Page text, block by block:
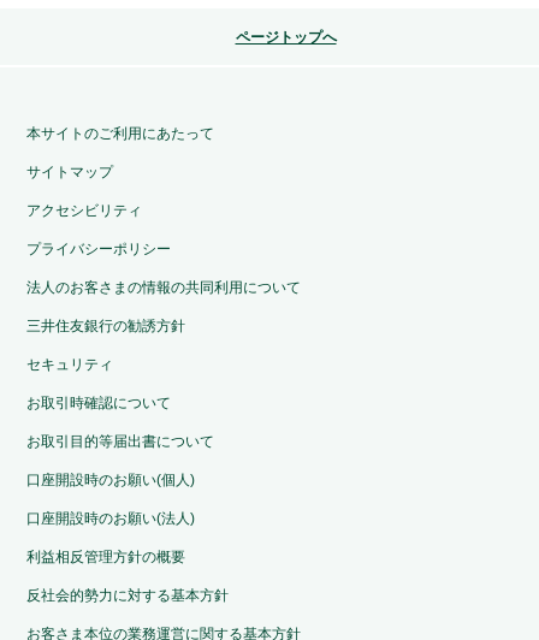
ページトップへ
本サイトのご利用にあたって
サイトマップ
アクセシビリティ
プライバシーポリシー
法人のお客さまの情報の共同利用について
三井住友銀行の勧誘方針
セキュリティ
お取引時確認について
お取引目的等届出書について
口座開設時のお願い(個人)
口座開設時のお願い(法人)
利益相反管理方針の概要
反社会的勢力に対する基本方針
お客さま本位の業務運営に関する基本方針